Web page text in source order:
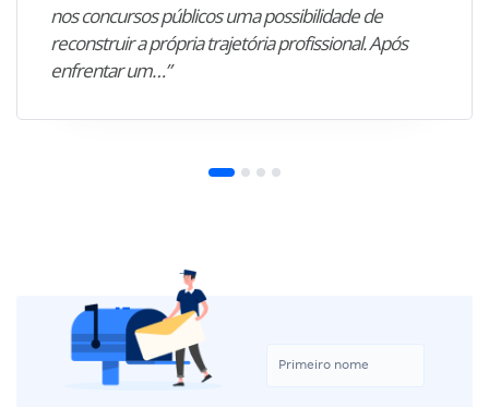
nos concursos públicos uma possibilidade de
reconstruir a própria trajetória profissional. Após
enfrentar um…”